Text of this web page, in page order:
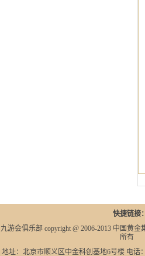
快捷链接：
九游会俱乐部 copyright @ 2006-2013 中国黄
所有
地址：北京市顺义区中金科创基地6号楼 电话